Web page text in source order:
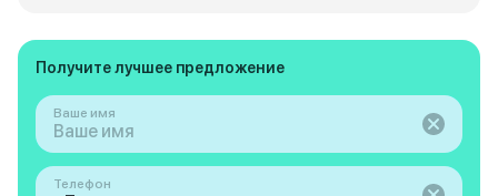
Получите лучшее предложение
Ваше имя
Телефон